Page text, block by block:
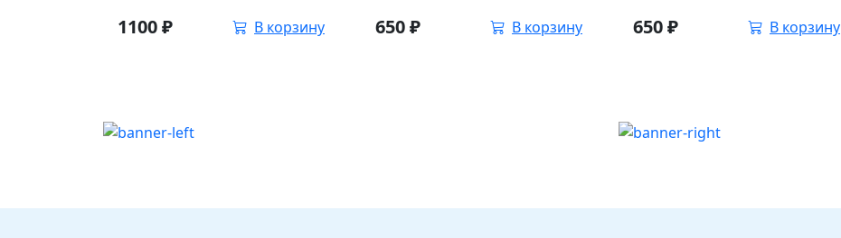
1100₽ В корзину 650₽ В корзину 650₽ В корзину